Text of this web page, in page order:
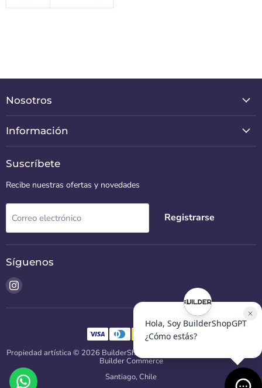
Nosotros
Información
Suscríbete
Recibe nuestras ofertas y novedades
Correo electrónico Registrarse
Síguenos
Encuéntrenos
Instagram
Propiedad artística © 2026 BuilderShop CL.
Builder Commerce
Santiago, Chile